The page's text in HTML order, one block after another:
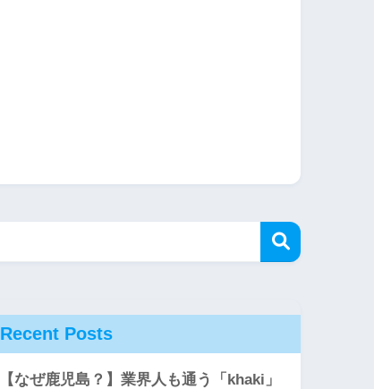
Recent Posts
【なぜ鹿児島？】業界人も通う「khaki」